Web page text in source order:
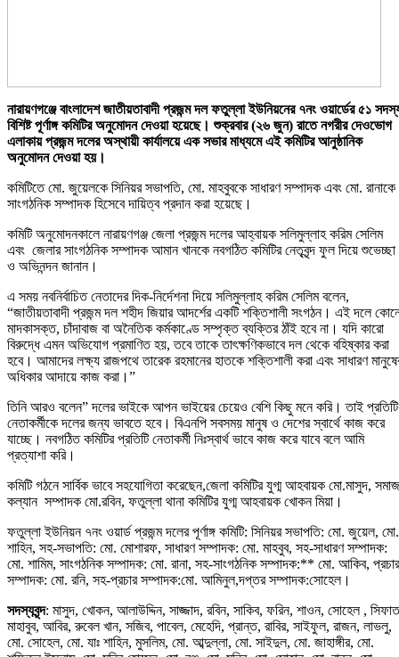
নারায়ণগঞ্জে বাংলাদেশ জাতীয়তাবাদী প্রজন্ম দল ফতুল্লা ইউনিয়নের ৭নং ওয়ার্ডের ৫১
বিশিষ্ট পূর্ণাঙ্গ কমিটির অনুমোদন দেওয়া হয়েছে। শুক্রবার (২৬ জুন) রাতে নগরীর দেওভোগ
এলাকায় প্রজন্ম দলের অস্থায়ী কার্যালয়ে এক সভার মাধ্যমে এই কমিটির আনুষ্ঠানিক
অনুমোদন দেওয়া হয়।
কমিটিতে মো. জুয়েলকে সিনিয়র সভাপতি, মো. মাহবুবকে সাধারণ সম্পাদক এবং মো. রানাকে
সাংগঠনিক সম্পাদক হিসেবে দায়িত্ব প্রদান করা হয়েছে।
কমিটি অনুমোদনকালে নারায়ণগঞ্জ জেলা প্রজন্ম দলের আহ্বায়ক সলিমুল্লাহ করিম সেলিম
এবং জেলার সাংগঠনিক সম্পাদক আমান খানকে নবগঠিত কমিটির নেতৃবৃন্দ ফুল দিয়ে শুভেচ্ছা
ও অভিনন্দন জানান।
এ সময় নবনির্বাচিত নেতাদের দিক-নির্দেশনা দিয়ে সলিমুল্লাহ করিম সেলিম বলেন,
“জাতীয়তাবাদী প্রজন্ম দল শহীদ জিয়ার আদর্শের একটি শক্তিশালী সংগঠন। এই দলে
মাদকাসক্ত, চাঁদাবাজ বা অনৈতিক কর্মকাণ্ডে সম্পৃক্ত ব্যক্তির ঠাঁই হবে না। যদি কারো
বিরুদ্ধে এমন অভিযোগ প্রমাণিত হয়, তবে তাকে তাৎক্ষণিকভাবে দল থেকে বহিষ্কার করা
হবে। আমাদের লক্ষ্য রাজপথে তারেক রহমানের হাতকে শক্তিশালী করা এবং সাধারণ
অধিকার আদায়ে কাজ করা।”
তিনি আরও বলেন” দলের ভাইকে আপন ভাইয়ের চেয়েও বেশি কিছু মনে করি। তাই প্রতিটি
নেতাকর্মীকে দলের জন্য ভাবতে হবে। বিএনপি সবসময় মানুষ ও দেশের স্বার্থে কাজ করে
যাচ্ছে। নবগঠিত কমিটির প্রতিটি নেতাকর্মী নিঃস্বার্থ ভাবে কাজ করে যাবে বলে আমি
প্রত্যাশা করি।
কমিটি গঠনে সার্বিক ভাবে সহযোগিতা করেছেন,জেলা কমিটির যুগ্ম আহবায়ক মো.মাসুদ, সমাজ
কল্যান সম্পাদক মো.রবিন, ফতুল্লা থানা কমিটির যুগ্ম আহবায়ক খোকন মিয়া।
ফতুল্লা ইউনিয়ন ৭নং ওয়ার্ড প্রজন্ম দলের পূর্ণাঙ্গ কমিটি: সিনিয়র সভাপতি: মো. জুয়েল, মো.
শাহিন, সহ-সভাপতি: মো. মোশারফ, সাধারণ সম্পাদক: মো. মাহবুব, সহ-সাধারণ সম্পাদক:
মো. শামিম, সাংগঠনিক সম্পাদক: মো. রানা, সহ-সাংগঠনিক সম্পাদক:** মো. আকিব, প্রচার
সম্পাদক: মো. রনি, সহ-প্রচার সম্পাদক:মো. আমিনুল,দপ্তর সম্পাদক:সোহেল।
সদস্যবৃন্দ: মাসুদ, খোকন, আলাউদ্দিন, সাজ্জাদ, রবিন, সাকিব, ফরিন, শাওন, সোহেল ,
মাহাবুব, আবির, রুবেল খান, সজিব, পাবেল, মেহেদি, প্রান্ত, রাবির, সাইফুল, রাজন, লাভলু,
মো. সোহেল, মো. যাঃ শাহিন, মুসলিম, মো. আব্দুল্লা, মো. সাইদুল, মো. জাহাঙ্গীর, মো.